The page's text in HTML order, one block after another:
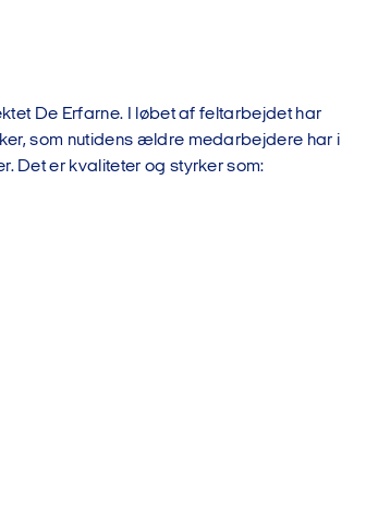
De Erfarne. I løbet af feltarbejdet har
som nutidens ældre medarbejdere har i
Det er kvaliteter og styrker som: